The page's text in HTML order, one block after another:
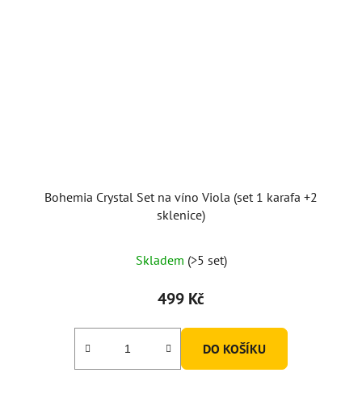
Bohemia Crystal Set na víno Viola (set 1 karafa +2
sklenice)
Skladem (>5 set)
499 Kč
DO KOŠÍKU